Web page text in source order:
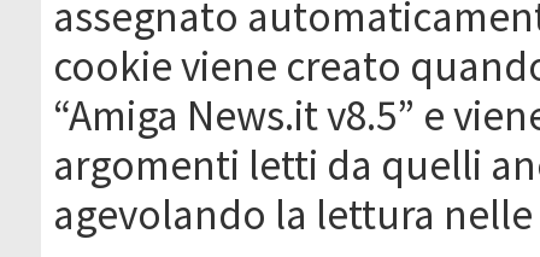
assegnato
cookie viene creato
“Amiga News.it v8.5” e
argomenti letti da quelli
agevolando la lettura